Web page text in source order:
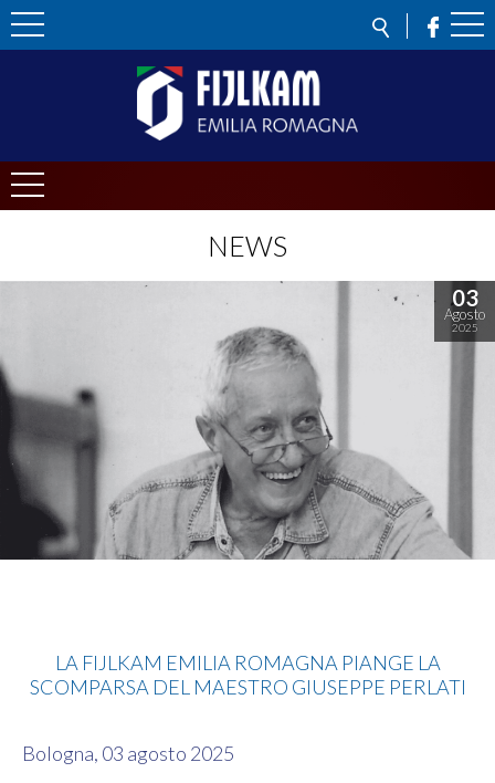
NEWS
03
Agosto
2025
LA FIJLKAM EMILIA ROMAGNA PIANGE LA
SCOMPARSA DEL MAESTRO GIUSEPPE PERLATI
Bologna, 03 agosto 2025